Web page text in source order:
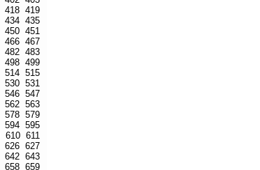
418 419
434 435
450 451
466 467
482 483
498 499
514 515
530 531
546 547
562 563
578 579
594 595
610 611
626 627
642 643
658 659